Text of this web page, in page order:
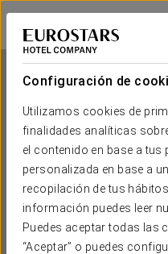
Configuración de
Utilizamos cookies de
finalidades analíticas
el contenido en base a tus
personalizada en base a
recopilación de tus
información puedes leer
Puedes aceptar todas las
“Aceptar” o puedes
Dorma Puerta de San Pedro
LUGO
Dorma